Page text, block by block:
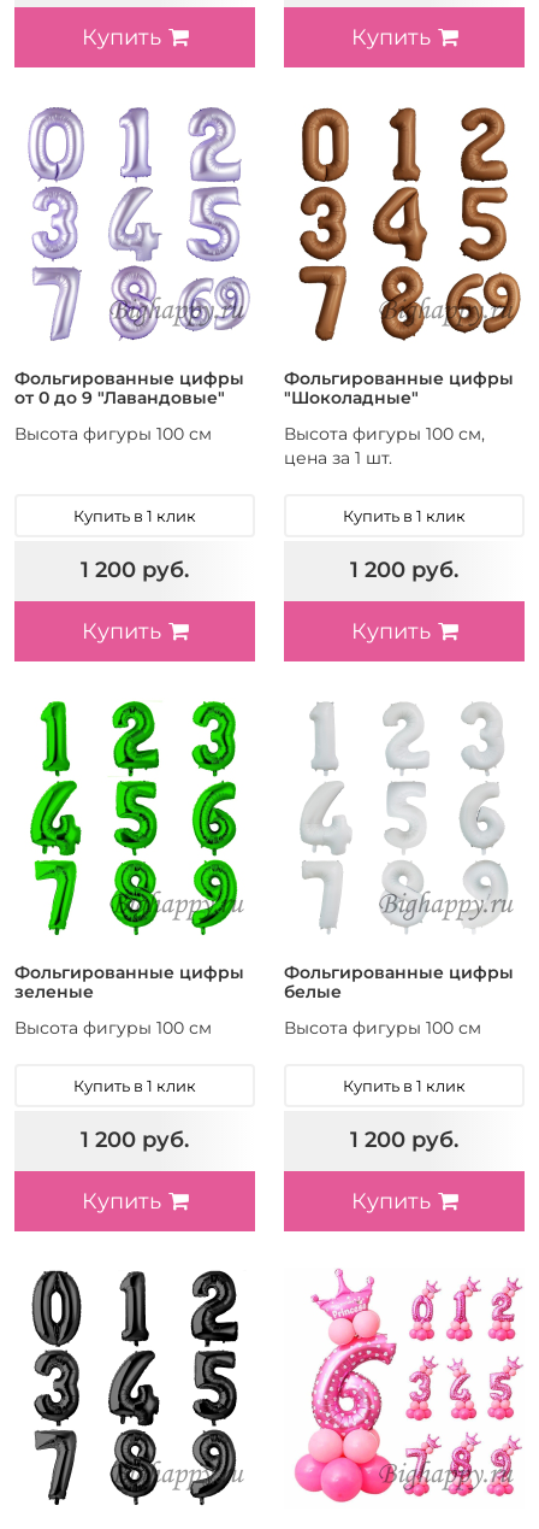
Купить Купить
Фольгированные цифры
от 0 до 9 "Лавандовые"
Высота фигуры 100 см
Купить в 1 клик
1 200 руб.
Купить
Фольгированные цифры
"Шоколадные"
Высота фигуры 100 см,
цена за 1 шт.
Купить в 1 клик
1 200 руб.
Купить
Фольгированные цифры
зеленые
Высота фигуры 100 см
Купить в 1 клик
1 200 руб.
Купить
Фольгированные цифры
белые
Высота фигуры 100 см
Купить в 1 клик
1 200 руб.
Купить